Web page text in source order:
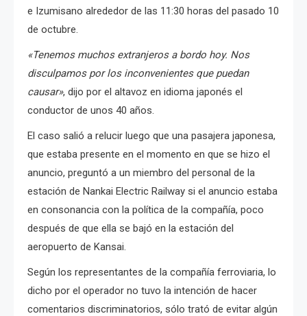
e Izumisano alrededor de las 11:30 horas del pasado 10
de octubre.
«Tenemos muchos extranjeros a bordo hoy. Nos
disculpamos por los inconvenientes que puedan
causar», dijo por el altavoz en idioma japonés el
conductor de unos 40 años.
El caso salió a relucir luego que una pasajera japonesa,
que estaba presente en el momento en que se hizo el
anuncio, preguntó a un miembro del personal de la
estación de Nankai Electric Railway si el anuncio estaba
en consonancia con la política de la compañía, poco
después de que ella se bajó en la estación del
aeropuerto de Kansai.
Según los representantes de la compañía ferroviaria, lo
dicho por el operador no tuvo la intención de hacer
comentarios discriminatorios, sólo trató de evitar algún